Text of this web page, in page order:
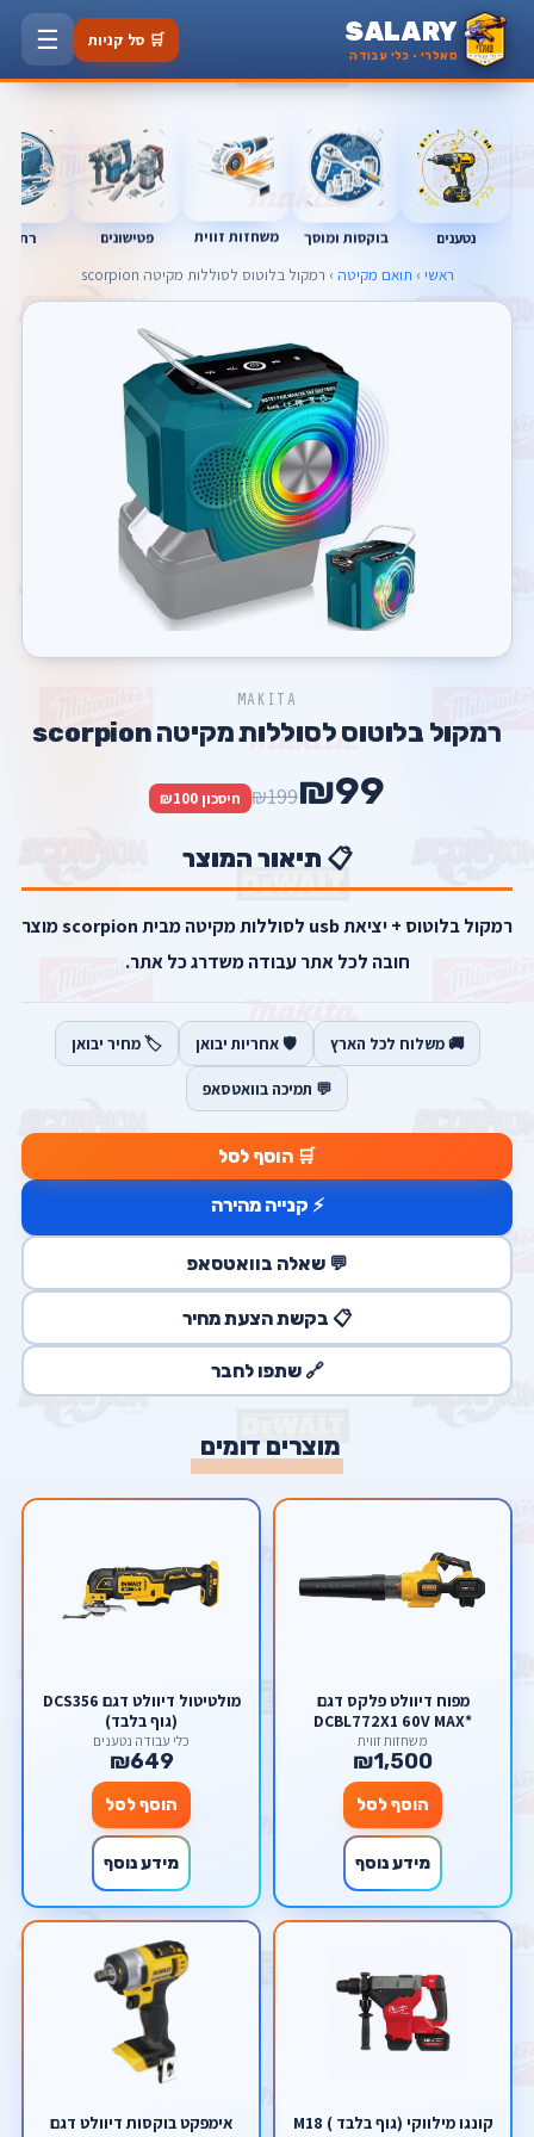
SALARY
סאלרי · כלי עבודה
🛒 סל קניות ☰
נטענים בוקסות ומוסך משחזות זווית פטישונים
ראשי › תואם מקיטה › רמקול בלוטוס לסוללות מקיטה scorpion
MAKITA
רמקול בלוטוס לסוללות מקיטה scorpion
₪99
₪199 חיסכון ₪100
📋 תיאור המוצר
רמקול בלוטוס + יציאת usb לסוללות מקיטה מבית scorpion מוצר
חובה לכל אתר עבודה משדרג כל אתר.
🚚 משלוח לכל הארץ 🛡️ אחריות יבואן 🏷️ מחיר יבואן
💬 תמיכה בוואטסאפ
🛒 הוסף לסל
⚡ קנייה מהירה
💬 שאלה בוואטסאפ
📋 בקשת הצעת מחיר
🔗 שתפו לחבר
מוצרים דומים
מפוח דיוולט פלקס דגם
DCBL772X1 60V MAX*
FLEXVOLT® Brushless
משחזות זווית
₪1,500
הוסף לסל
מידע נוסף
מולטיטול דיוולט דגם DCS356
(גוף בלבד)
כלי עבודה נטענים
₪649
הוסף לסל
מידע נוסף
קונגו מילווקי (גוף בלבד ) M18
אימפקט בוקסות דיוולט דגם